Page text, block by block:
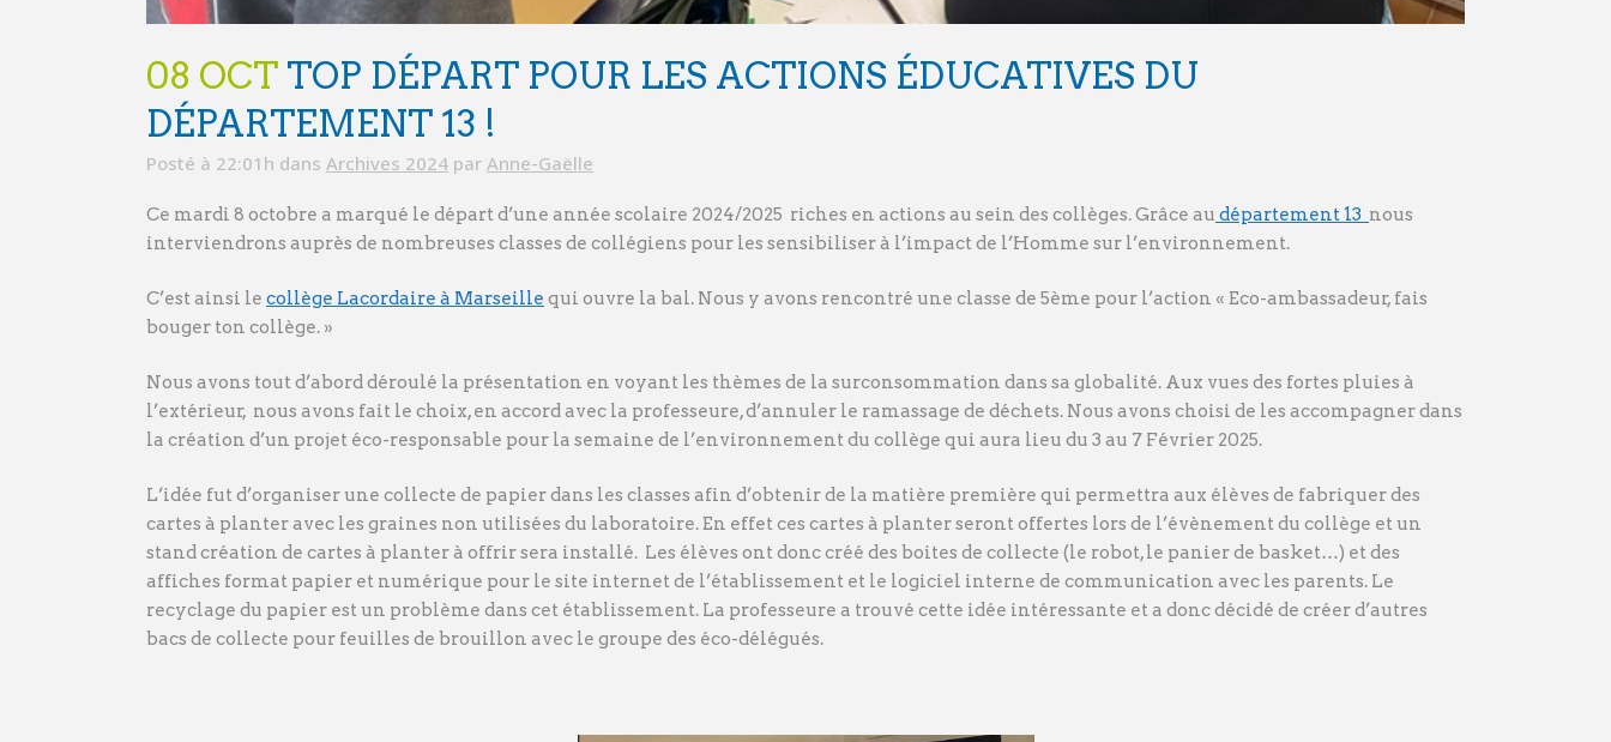
08 OCT TOP DÉPART POUR LES ACTIONS ÉDUCATIVES DU
DÉPARTEMENT 13 !
Posté à 22:01h dans Archives 2024 par Anne-Gaëlle
Ce mardi 8 octobre a marqué le départ d’une année scolaire 2024/2025 riches en actions au sein des collèges. Grâce au département 13 nous
interviendrons auprès de nombreuses classes de collégiens pour les sensibiliser à l’impact de l’Homme sur l’environnement.
C’est ainsi le collège Lacordaire à Marseille qui ouvre la bal. Nous y avons rencontré une classe de 5ème pour l’action « Eco-ambassadeur, fais
bouger ton collège. »
Nous avons tout d’abord déroulé la présentation en voyant les thèmes de la surconsommation dans sa globalité. Aux vues des fortes pluies à
l’extérieur, nous avons fait le choix, en accord avec la professeure, d’annuler le ramassage de déchets. Nous avons choisi de les accompagner dans
la création d’un projet éco-responsable pour la semaine de l’environnement du collège qui aura lieu du 3 au 7 Février 2025.
L’idée fut d’organiser une collecte de papier dans les classes afin d’obtenir de la matière première qui permettra aux élèves de fabriquer des
cartes à planter avec les graines non utilisées du laboratoire. En effet ces cartes à planter seront offertes lors de l’évènement du collège et un
stand création de cartes à planter à offrir sera installé. Les élèves ont donc créé des boites de collecte (le robot, le panier de basket…) et des
affiches format papier et numérique pour le site internet de l’établissement et le logiciel interne de communication avec les parents. Le
recyclage du papier est un problème dans cet établissement. La professeure a trouvé cette idée intéressante et a donc décidé de créer d’autres
bacs de collecte pour feuilles de brouillon avec le groupe des éco-délégués.